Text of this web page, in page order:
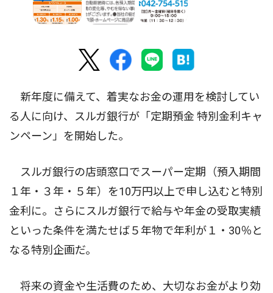
新年度に備えて、着実なお金の運用を検討してい
る人に向け、スルガ銀行が「定期預金 特別金利キャ
ンペーン」を開始した。
スルガ銀行の店頭窓口でスーパー定期（預入期間
１年・３年・５年）を10万円以上で申し込むと特別
金利に。さらにスルガ銀行で給与や年金の受取実績
といった条件を満たせば５年物で年利が１・30％と
なる特別企画だ。
将来の資金や生活費のため、大切なお金がより効